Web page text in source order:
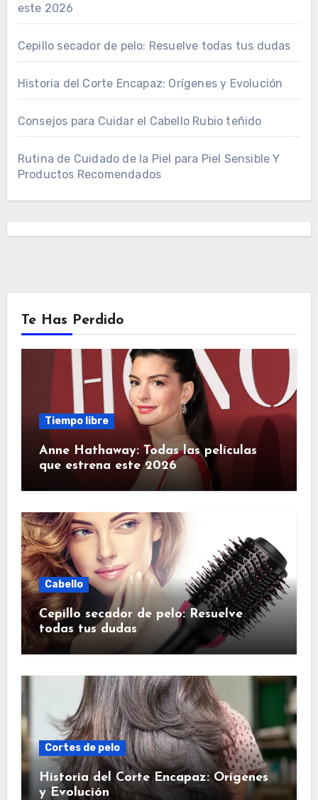
este 2026
Cepillo secador de pelo: Resuelve todas tus dudas
Historia del Corte Encapaz: Orígenes y Evolución
Consejos para Cuidar el Cabello Rubio teñido
Rutina de Cuidado de la Piel para Piel Sensible Y
Productos Recomendados
Te Has Perdido
Tiempo libre
Anne Hathaway: Todas las películas
que estrena este 2026
Cabello
Cepillo secador de pelo: Resuelve
todas tus dudas
Cortes de pelo
Historia del Corte Encapaz: Orígenes
y Evolución